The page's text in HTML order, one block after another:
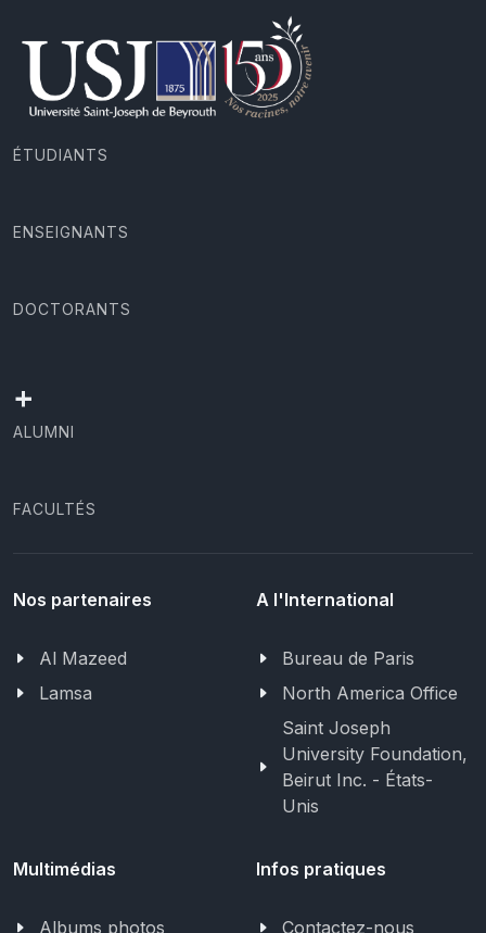
ÉTUDIANTS
ENSEIGNANTS
DOCTORANTS
+
ALUMNI
FACULTÉS
Nos partenaires
Al Mazeed
Lamsa
A l'International
Bureau de Paris
North America Office
Saint Joseph
University Foundation,
Beirut Inc. - États-
Unis
Multimédias
Albums photos
Infos pratiques
Contactez-nous